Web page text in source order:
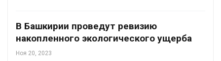
В Башкирии проведут ревизию
накопленного экологического ущерба
Ноя 20, 2023